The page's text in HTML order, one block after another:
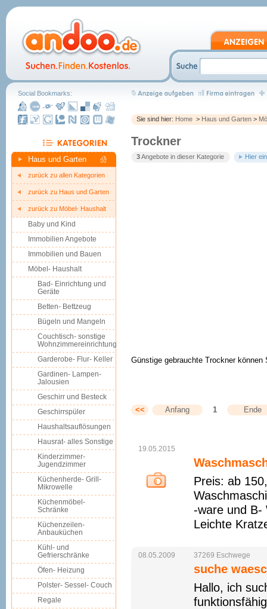
Sie sind hier: Home > Haus und Garten >
Trockner
3Angebote in dieser Kategorie Hier
Günstige gebrauchte Trockner können
<< Anfang 1 Ende
19.05.2015
Preis: ab
-ware und B-
Leichte
08.05.2009 37269 Eschwege
suche
Hallo, ich
Social Bookmarks:
Haus und Garten
zurück zu allen Kategorien
zurück zu Haus und Garten
zurück zu Möbel- Haushalt
Baby und Kind
Immobilien Angebote
Immobilien und Bauen
Möbel- Haushalt
Bad- Einrichtung und
Geräte
Betten- Bettzeug
Bügeln und Mangeln
Couchtisch- sonstige
Wohnzimmereinrichtung
Garderobe- Flur- Keller
Gardinen- Lampen-
Jalousien
Geschirr und Besteck
Geschirrspüler
Haushaltsauflösungen
Hausrat- alles Sonstige
Kinderzimmer-
Jugendzimmer
Küchenherde- Grill-
Mikrowelle
Küchenmöbel-
Schränke
Küchenzeilen-
Anbauküchen
Kühl- und
Gefrierschränke
Öfen- Heizung
Polster- Sessel- Couch
Regale